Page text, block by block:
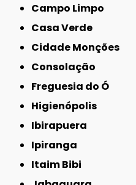
Campo Limpo
Casa Verde
Cidade Monções
Consolação
Freguesia do Ó
Higienópolis
Ibirapuera
Ipiranga
Itaim Bibi